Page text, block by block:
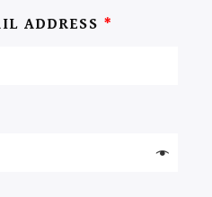
ADDRESS *